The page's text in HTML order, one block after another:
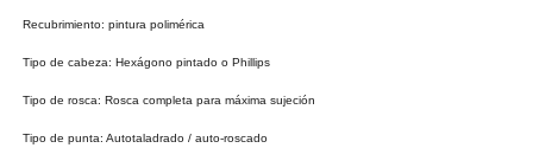
Recubrimiento: pintura polimérica
Tipo de cabeza: Hexágono pintado o Phillips
Tipo de rosca: Rosca completa para máxima sujeción
Tipo de punta: Autotaladrado / auto-roscado